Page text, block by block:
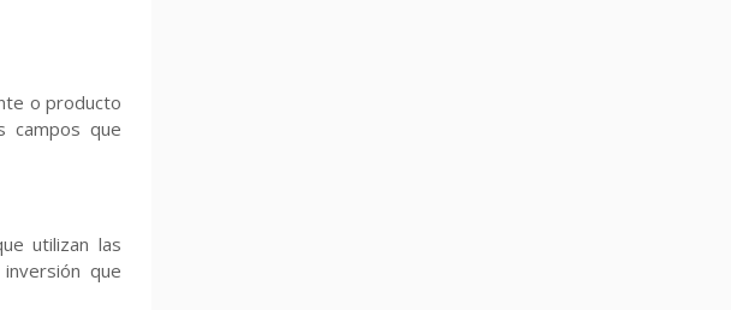
o producto
campos que
utilizan las
que